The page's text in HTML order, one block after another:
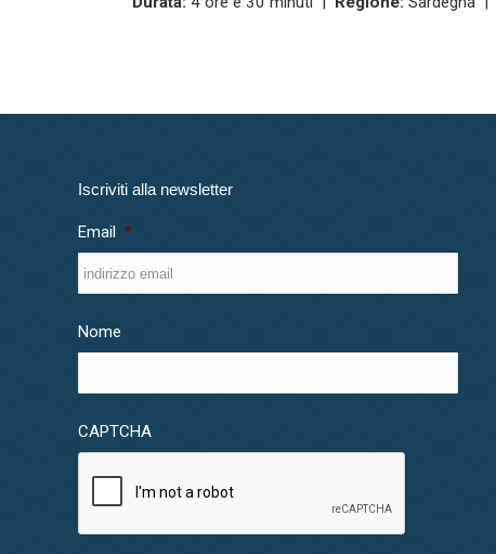
Iscriviti alla newsletter
Email *
Nome
CAPTCHA